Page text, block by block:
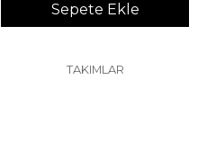
Sepete Ekle
TAKIMLAR